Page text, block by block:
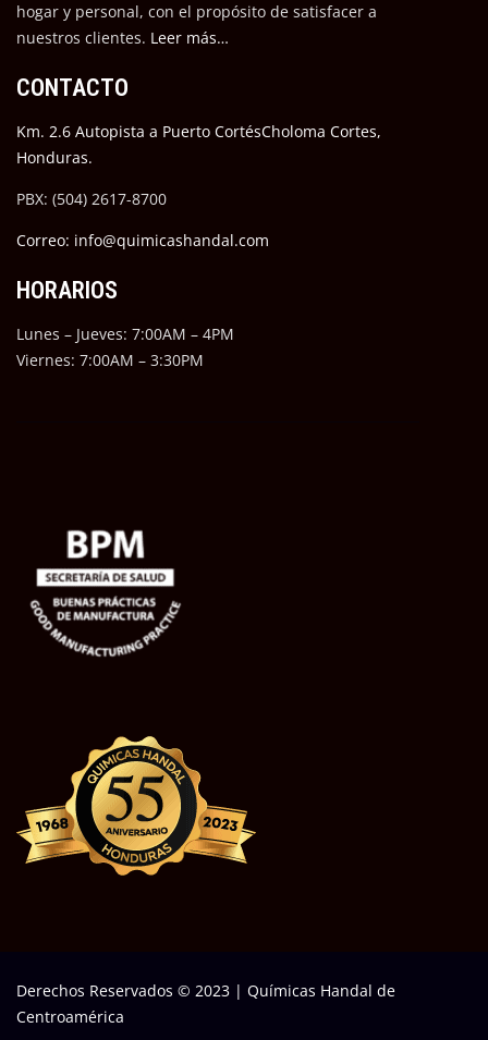
hogar y personal, con el propósito de satisfacer a
nuestros clientes. Leer más…
CONTACTO
Km. 2.6 Autopista a Puerto CortésCholoma Cortes,
Honduras.
PBX: (504) 2617-8700
Correo: info@quimicashandal.com
HORARIOS
Lunes – Jueves: 7:00AM – 4PM
Viernes: 7:00AM – 3:30PM
Derechos Reservados © 2023 | Químicas Handal de
Centroamérica